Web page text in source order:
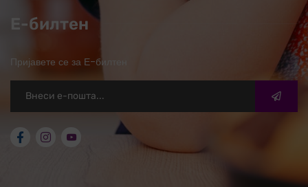
Е-билтен
Пријавете се за Е-билтен